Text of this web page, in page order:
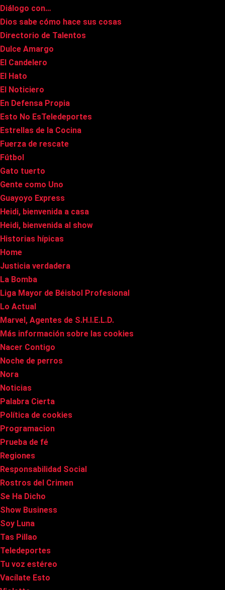
Diálogo con…
Dios sabe cómo hace sus cosas
Directorio de Talentos
Dulce Amargo
El Candelero
El Hato
El Noticiero
En Defensa Propia
Esto No EsTeledeportes
Estrellas de la Cocina
Fuerza de rescate
Fútbol
Gato tuerto
Gente como Uno
Guayoyo Express
Heidi, bienvenida a casa
Heidi, bienvenida al show
Historias hípicas
Home
Justicia verdadera
La Bomba
Liga Mayor de Béisbol Profesional
Lo Actual
Marvel, Agentes de S.H.I.E.L.D.
Más información sobre las cookies
Nacer Contigo
Noche de perros
Nora
Noticias
Palabra Cierta
Política de cookies
Programacion
Prueba de fé
Regiones
Responsabilidad Social
Rostros del Crimen
Se Ha Dicho
Show Business
Soy Luna
Tas Pillao
Teledeportes
Tu voz estéreo
Vacílate Esto